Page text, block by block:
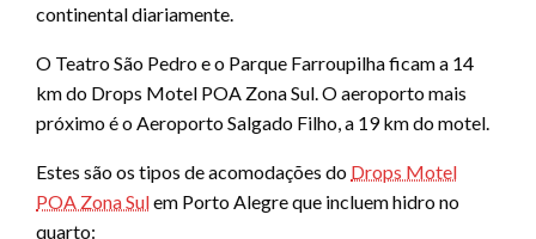
continental diariamente.
O Teatro São Pedro e o Parque Farroupilha ficam a 14
km do Drops Motel POA Zona Sul. O aeroporto mais
próximo é o Aeroporto Salgado Filho, a 19 km do motel.
Estes são os tipos de acomodações do Drops Motel
POA Zona Sulem Porto Alegre que incluem hidro no
quarto: